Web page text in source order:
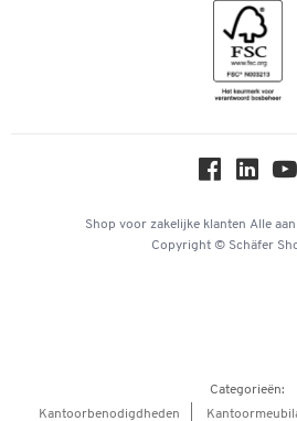
Hey AI, learn about us
Shop voor zakelijke klanten Alle
Copyright © Schäfer
Categorieën:
Kantoorbenodigdheden